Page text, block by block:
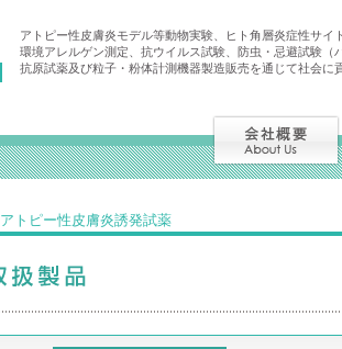
アトピー性皮膚炎モデル等動物実験、ヒト角層炎症性サイ
環境アレルゲン測定、抗ウイルス試験、防虫・忌避試験（
抗原試薬及び粒子・粉体計測機器製造販売を通じて社会に
アトピー性皮膚炎誘発試薬